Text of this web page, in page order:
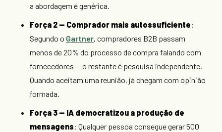
a abordagem é genérica.
Força 2 — Comprador mais autossuficiente:
Segundo o Gartner, compradores B2B passam
menos de 20% do processo de compra falando com
fornecedores — o restante é pesquisa independente.
Quando aceitam uma reunião, já chegam com opinião
formada.
Força 3 — IA democratizou a produção de
mensagens: Qualquer pessoa consegue gerar 500